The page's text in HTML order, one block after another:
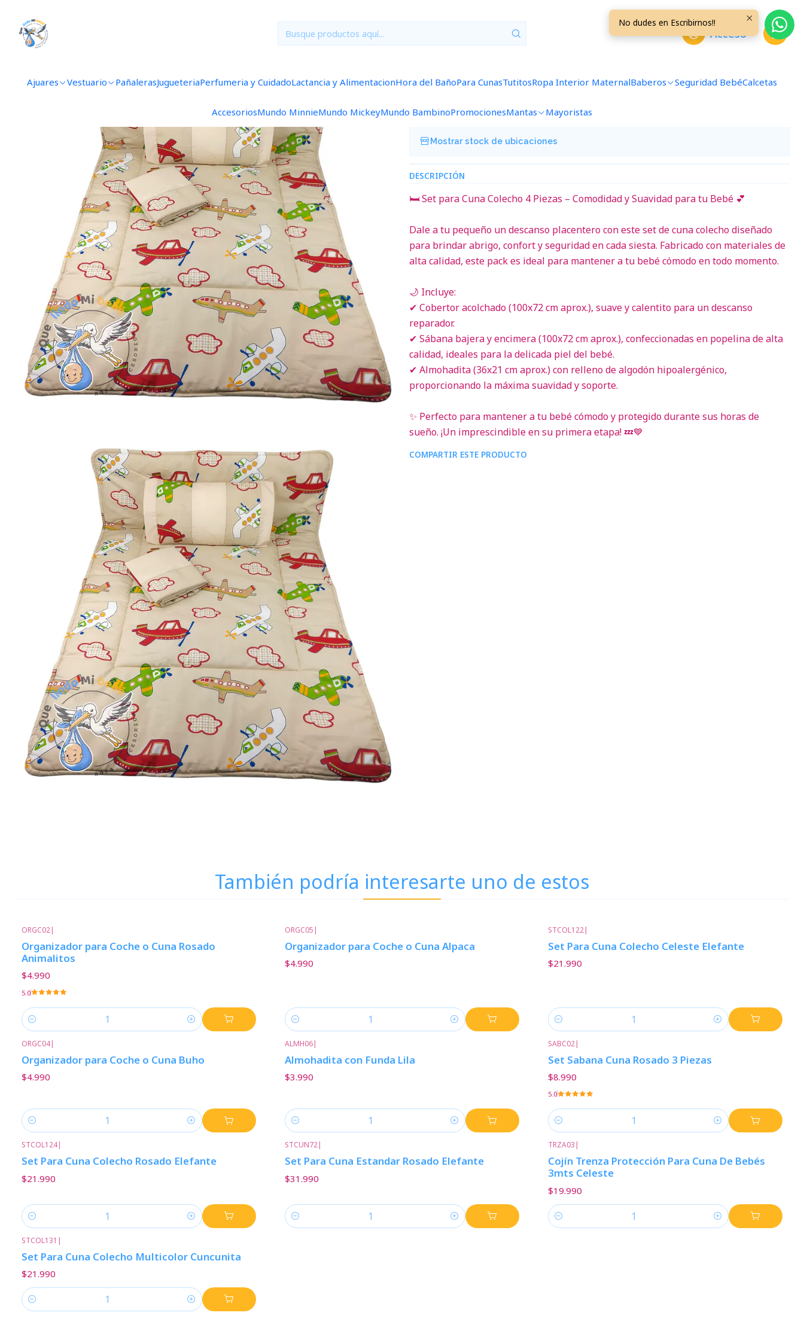
Acceso
Ajuares Vestuario PañalerasJugueteriaPerfumeria y CuidadoLactancia y AlimentacionHora del BañoPara CunasTutitosRopa Interior MaternalBaberos Seguridad BebéCalcetas
AccesoriosMundo MinnieMundo MickeyMundo BambinoPromocionesMantas Mayoristas
Mostrar stock de ubicaciones
DESCRIPCIÓN
🛏️ Set para Cuna Colecho 4 Piezas – Comodidad y Suavidad para tu Bebé 💕
Dale a tu pequeño un descanso placentero con este set de cuna colecho diseñado
para brindar abrigo, confort y seguridad en cada siesta. Fabricado con materiales de
alta calidad, este pack es ideal para mantener a tu bebé cómodo en todo momento.
🌙 Incluye:
✔ Cobertor acolchado (100x72 cm aprox.), suave y calentito para un descanso
reparador.
✔ Sábana bajera y encimera (100x72 cm aprox.), confeccionadas en popelina de alta
calidad, ideales para la delicada piel del bebé.
✔ Almohadita (36x21 cm aprox.) con relleno de algodón hipoalergénico,
proporcionando la máxima suavidad y soporte.
✨ Perfecto para mantener a tu bebé cómodo y protegido durante sus horas de
sueño. ¡Un imprescindible en su primera etapa! 💤💙
COMPARTIR ESTE PRODUCTO
También podría interesarte uno de estos
ORGC02|
Organizador para Coche o Cuna Rosado
Animalitos
$4.990
5.0
Cantidad
ORGC05 |
Organizador para Coche o Cuna Alpaca
$4.990
Cantidad
STCOL122|
Set Para Cuna Colecho Celeste Elefante
$21.990
Cantidad
ORGC04|
Organizador para Coche o Cuna Buho
$4.990
Cantidad
ALMH06|
Almohadita con Funda Lila
$3.990
Cantidad
SABC02|
Set Sabana Cuna Rosado 3 Piezas
$8.990
5.0
Cantidad
STCOL124|
Set Para Cuna Colecho Rosado Elefante
$21.990
Cantidad
STCUN72|
Set Para Cuna Estandar Rosado Elefante
$31.990
Cantidad
TRZA03 |
Cojín Trenza Protección Para Cuna De Bebés
3mts Celeste
$19.990
Cantidad
STCOL131 |
Set Para Cuna Colecho Multicolor Cuncunita
$21.990
Cantidad
No dudes en Escribirnos!!